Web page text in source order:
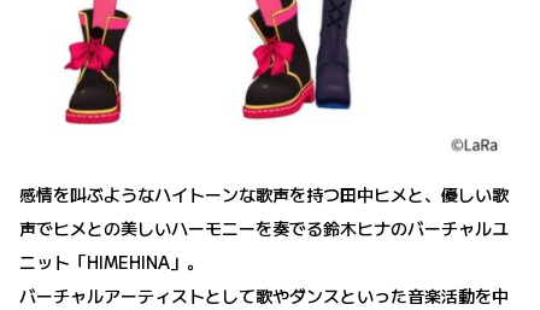
感情を叫ぶようなハイトーンな歌声を持つ田中ヒメと、優しい歌
声でヒメとの美しいハーモニーを奏でる鈴木ヒナのバーチャルユ
ニット「HIMEHINA」。
バーチャルアーティストとして歌やダンスといった音楽活動を中